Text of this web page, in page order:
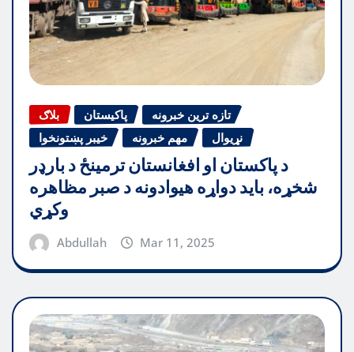
بلاګ پاکیستان
تازه ترین خبرونه
خیبر پښتونخوا
مهم خبرونه نړیوال
د پاکستان او افغانستان ترمینځ د بارډر
شخړه، باید دواړه هیوادونه د صبر مظاهره
وکړي
Abdullah Mar 11, 2025